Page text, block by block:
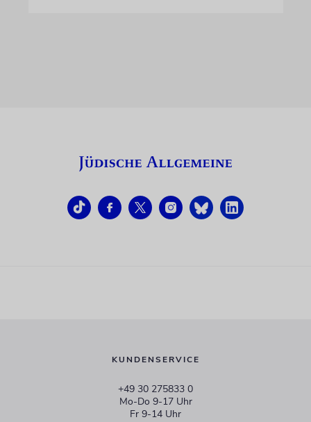
KUNDENSERVICE
+49 30 275833 0
Mo-Do 9-17 Uhr
Fr 9-14 Uhr